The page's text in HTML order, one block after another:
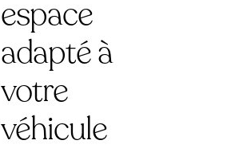
espace
adapté à
votre
véhicule